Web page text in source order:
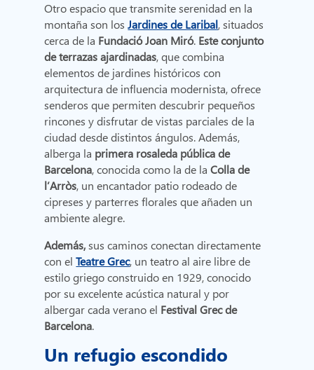
Otro espacio que transmite serenidad en la
montaña son losJardines de Laribal, situados
cerca de la Fundació Joan Miró. Este conjunto
de terrazas ajardinadas, que combina
elementos de jardines históricos con
arquitectura de influencia modernista, ofrece
senderos que permiten descubrir pequeños
rincones y disfrutar de vistas parciales de la
ciudad desde distintos ángulos. Además,
alberga la primera rosaleda pública de
Barcelona, conocida como la de laColla de
l’Arròs, un encantador patio rodeado de
cipreses y parterres florales que añaden un
ambiente alegre.
Además,sus caminos conectan directamente
con elTeatre Grec, un teatro al aire libre de
estilo griego construido en 1929, conocido
por su excelente acústica natural y por
albergar cada verano el Festival Grec de
Barcelona.
Un refugio escondido